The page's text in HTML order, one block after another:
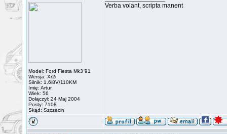
Model: Ford Fiesta Mk3`91
Wersja: Xr2i
Silnik: 1.6i8V/110KM
Imię: Artur
Wiek: 56
Dołączył: 24 Maj 2004
Posty: 7108
Skąd: Szczecin
Verba volant, scripta manent